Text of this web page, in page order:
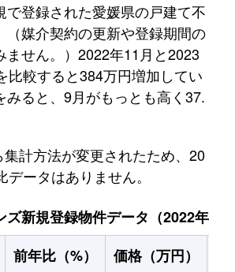
で登録された愛媛県の戸建て不
（媒介契約の更新や登録期間の
ません。）2022年11月と2023
比較すると384万円増加してい
みると、9月がもっとも高く37.
計方法が変更されたため、20
ータはありません。
ズ新規登録物件データ（2022年11
前年比（%） 価格（万円）